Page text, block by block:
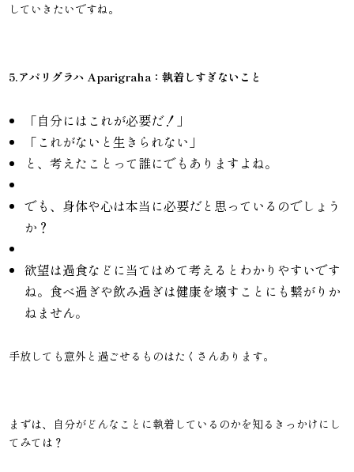
していきたいですね。
5.アパリグラハ Aparigraha：執着しすぎないこと
「自分にはこれが必要だ！」
「これがないと生きられない」
と、考えたことって誰にでもありますよね。
でも、身体や心は本当に必要だと思っているのでしょう
か？
欲望は過食などに当てはめて考えるとわかりやすいです
ね。食べ過ぎや飲み過ぎは健康を壊すことにも繋がりか
ねません。
手放しても意外と過ごせるものはたくさんあります。
まずは、自分がどんなことに執着しているのかを知るきっかけにし
てみては？